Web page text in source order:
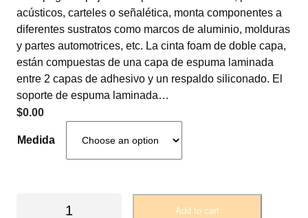
acústicos, carteles o señalética, monta componentes a
diferentes sustratos como marcos de aluminio, molduras
y partes automotrices, etc. La cinta foam de doble capa,
están compuestas de una capa de espuma laminada
entre 2 capas de adhesivo y un respaldo siliconado. El
soporte de espuma laminada…
$0.00
Medida
Add to cart